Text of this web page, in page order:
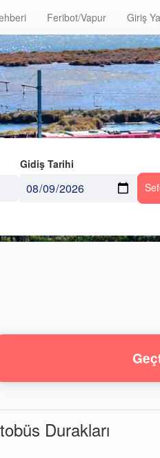
Feribot/Vapur Giriş
Gidiş Tarihi
Durakları